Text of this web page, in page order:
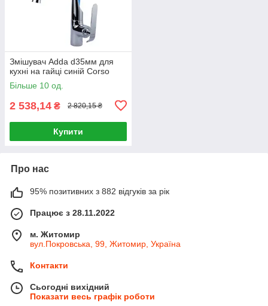
Змішувач Adda d35мм для
кухні на гайці синій Corso
Більше 10 од.
2 538,14 ₴ 2 820,15 ₴
Купити
Про нас
95% позитивних з 882 відгуків за рік
Працює з 28.11.2022
м. Житомир
вул.Покровська, 99, Житомир, Україна
Контакти
Сьогодні вихідний
Показати весь графік роботи